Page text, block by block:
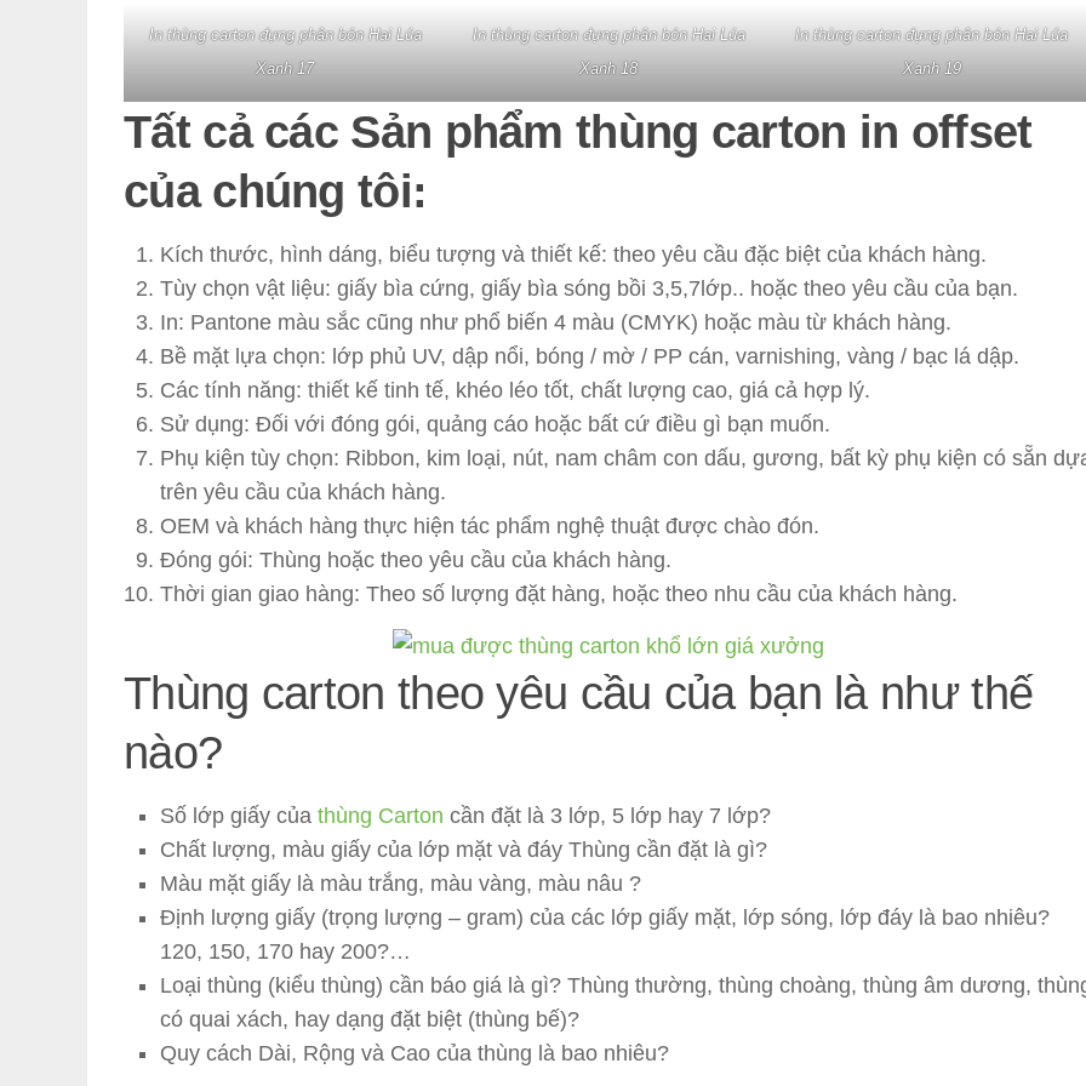
In thùng carton đựng phân bón Hai Lúa
Xanh 17
In thùng carton đựng phân bón Hai Lúa
Xanh 18
In thùng carton đựng phân bón Hai Lúa
Xanh 19
Tất cả các Sản phẩm thùng carton in offset
của chúng tôi:
Kích thước, hình dáng, biểu tượng và thiết kế: theo yêu cầu đặc biệt của khách hàng.
Tùy chọn vật liệu: giấy bìa cứng, giấy bìa sóng bồi 3,5,7lớp.. hoặc theo yêu cầu của bạn.
In: Pantone màu sắc cũng như phổ biến 4 màu (CMYK) hoặc màu từ khách hàng.
Bề mặt lựa chọn: lớp phủ UV, dập nổi, bóng / mờ / PP cán, varnishing, vàng / bạc lá dập.
Các tính năng: thiết kế tinh tế, khéo léo tốt, chất lượng cao, giá cả hợp lý.
Sử dụng: Đối với đóng gói, quảng cáo hoặc bất cứ điều gì bạn muốn.
Phụ kiện tùy chọn: Ribbon, kim loại, nút, nam châm con dấu, gương, bất kỳ phụ kiện có sẵn
trên yêu cầu của khách hàng.
OEM và khách hàng thực hiện tác phẩm nghệ thuật được chào đón.
Đóng gói: Thùng hoặc theo yêu cầu của khách hàng.
Thời gian giao hàng: Theo số lượng đặt hàng, hoặc theo nhu cầu của khách hàng.
Thùng carton theo yêu cầu của bạn là như thế
nào?
Số lớp giấy của thùng Carton cần đặt là 3 lớp, 5 lớp hay 7 lớp?
Chất lượng, màu giấy của lớp mặt và đáy Thùng cần đặt là gì?
Màu mặt giấy là màu trắng, màu vàng, màu nâu ?
Định lượng giấy (trọng lượng – gram) của các lớp giấy mặt, lớp sóng, lớp đáy là bao nhiêu?
120, 150, 170 hay 200?…
Loại thùng (kiểu thùng) cần báo giá là gì? Thùng thường, thùng choàng, thùng âm dương,
có quai xách, hay dạng đặt biệt (thùng bế)?
Quy cách Dài, Rộng và Cao của thùng là bao nhiêu?